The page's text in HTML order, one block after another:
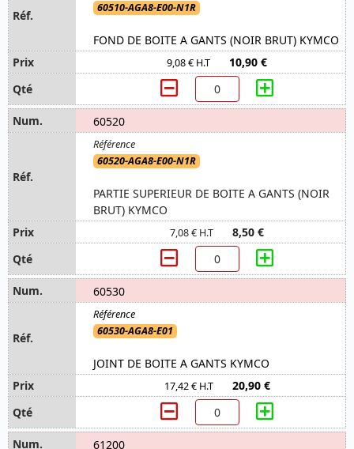
60510-AGA8-E00-N1R
FOND DE BOITE A GANTS (NOIR BRUT) KYMCO
9,08 € H.T 10,90 €
60520
60520-AGA8-E00-N1R
PARTIE SUPERIEUR DE BOITE A GANTS (NOIR
BRUT) KYMCO
7,08 € H.T 8,50 €
60530
60530-AGA8-E01
JOINT DE BOITE A GANTS KYMCO
17,42 € H.T 20,90 €
61200